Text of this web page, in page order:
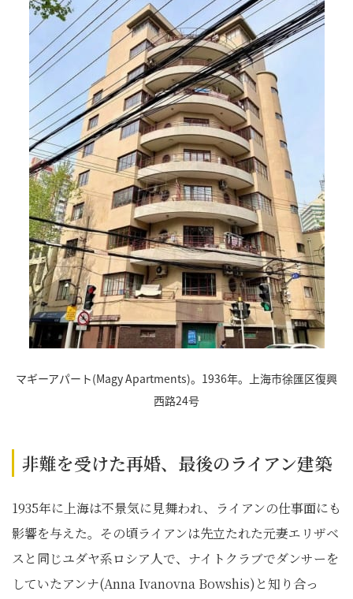
マギーアパート(Magy Apartments)。1936年。上海市徐匯区復興
西路24号
非難を受けた再婚、最後のライアン建築
1935年に上海は不景気に見舞われ、ライアンの仕事面にも
影響を与えた。その頃ライアンは先立たれた元妻エリザベ
スと同じユダヤ系ロシア人で、ナイトクラブでダンサーを
していたアンナ(Anna Ivanovna Bowshis)と知り合っ